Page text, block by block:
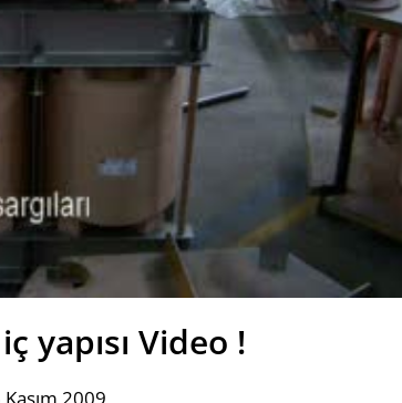
yapısı Video !
2009